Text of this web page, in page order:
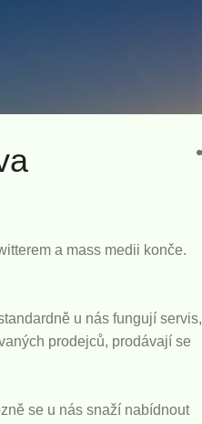
a mass medii konče.
u nás fungují servis,
prodejců, prodávají se
se u nás snaží nabídnout